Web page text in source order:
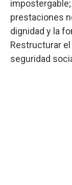
prestaciones
dignidad y la
Restructurar
seguridad